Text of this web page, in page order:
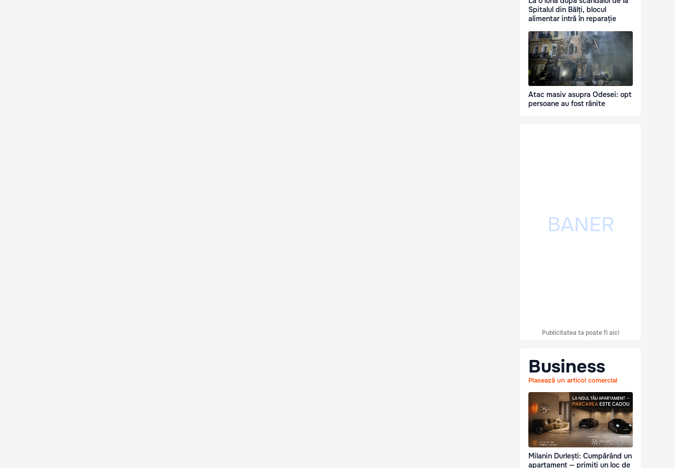
Spitalul din Bălți, blocul
alimentar intră în reparație
Atac masiv asupra Odesei: opt
persoane au fost rănite
Publicitatea ta poate fi aici
Business
Plasează un articol comercial
Milanin Durlești: Cumpărând un
apartament — primiți un loc de